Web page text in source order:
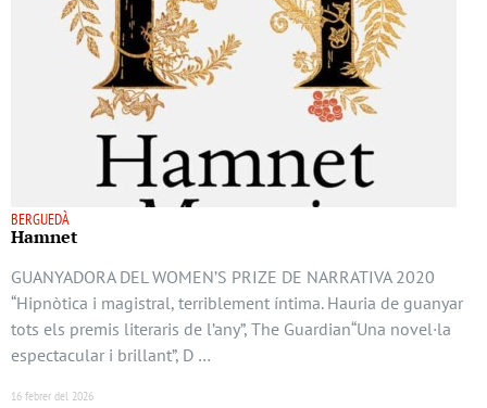
BERGUEDÀ
Hamnet
GUANYADORA DEL WOMEN’S PRIZE DE NARRATIVA 2020
“Hipnòtica i magistral, terriblement íntima. Hauria de guanyar
tots els premis literaris de l’any”, The Guardian“Una novel·la
espectacular i brillant”, D …
16 febrer del 2026